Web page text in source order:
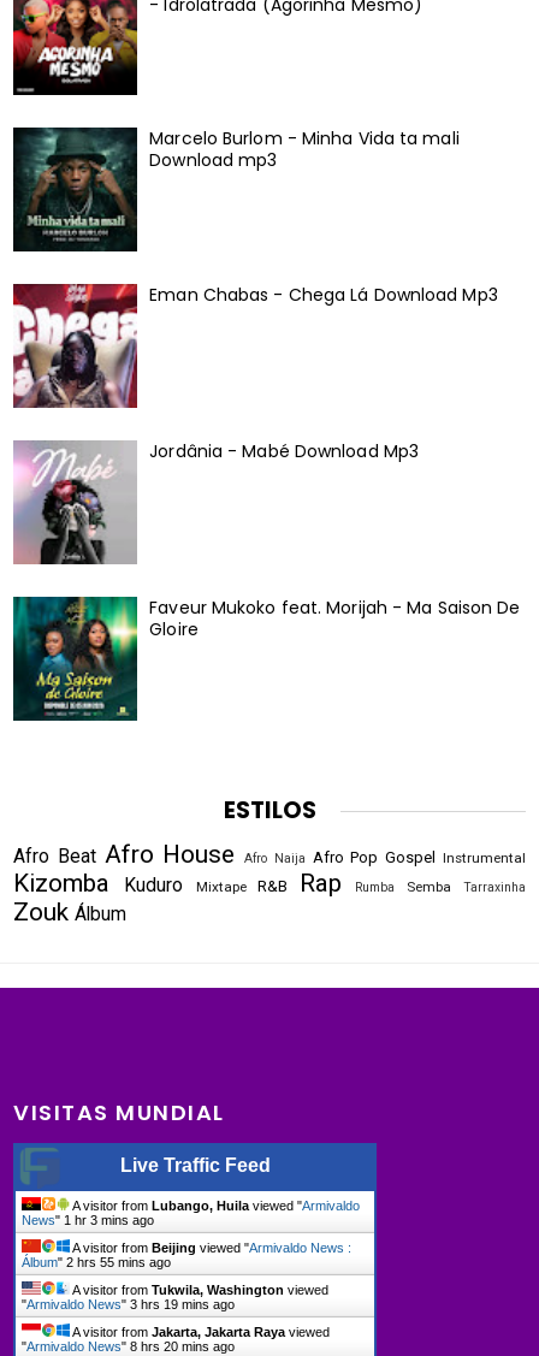
Marcelo Burlom - Minha Vida ta mali
Download mp3
Eman Chabas - Chega Lá Download Mp3
Jordânia - Mabé Download Mp3
Faveur Mukoko feat. Morijah - Ma Saison De
Gloire
ESTILOS
Afro Beat Afro House Afro Naija Afro Pop Gospel Instrumental
Kizomba Kuduro Mixtape R&B Rap Rumba Semba Tarraxinha
Zouk Álbum
VISITAS MUNDIAL
Live Traffic Feed
A visitor from Lubango, Huila viewed "Armivaldo
News" 1 hr 3 mins ago
A visitor from Beijing viewed "Armivaldo News :
Álbum"2 hrs 55 mins ago
A visitor fromTukwila, Washington viewed
"Armivaldo News"3 hrs 19 mins ago
A visitor fromJakarta, Jakarta Raya viewed
"Armivaldo News"8 hrs 20 mins ago